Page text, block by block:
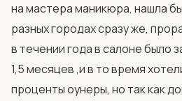
на мастера маникюра, нашла
разных городах сразу же,
в течении года в салоне было
1,5 месяцев ,и в то время
проценты оунеры, но так как